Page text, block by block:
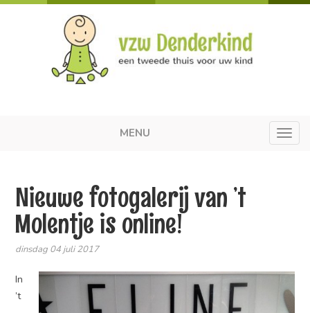
MENU
Nieuwe fotogalerij van ’t
Molentje is online!
dinsdag 04 juli 2017
In
’t